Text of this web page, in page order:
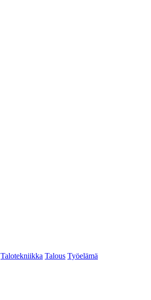
Talotekniikka Talous Työelämä